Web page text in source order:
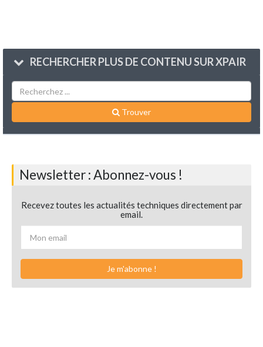
RECHERCHER PLUS DE CONTENU SUR XPAIR
Trouver
Newsletter : Abonnez-vous !
Recevez toutes les actualités techniques directement par
email.
Je m'abonne !